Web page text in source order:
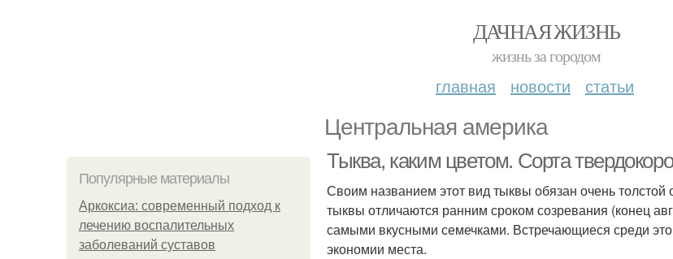
ДАЧНАЯ ЖИЗНЬ
жизнь за городом
главная новости статьи
Центральная америка
Популярные материалы
Аркоксиа: современный подход к
лечению воспалительных
заболеваний суставов
Тыква, каким цветом. Сорта
Своим названием этот вид тыквы обязан очень
тыквы отличаются ранним сроком созревания (конец
самыми вкусными семечками. Встречающиеся среди
экономии места.